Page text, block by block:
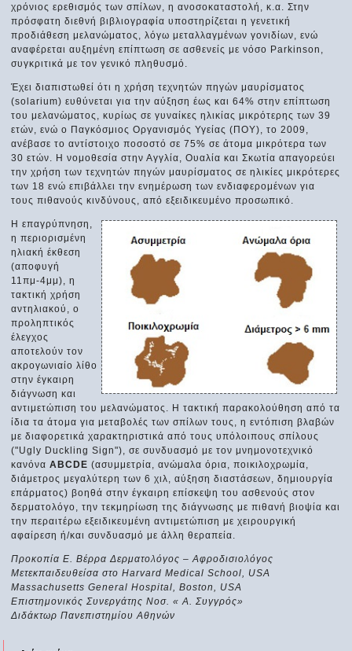
χρόνιος ερεθισμός των σπίλων, η ανοσοκαταστολή, κ.α. Στην
πρόσφατη διεθνή βιβλιογραφία υποστηρίζεται η γενετική
προδιάθεση μελανώματος, λόγω μεταλλαγμένων γονιδίων, ενώ
αναφέρεται αυξημένη επίπτωση σε ασθενείς με νόσο Parkinson,
συγκριτικά με τον γενικό πληθυσμό.
Έχει διαπιστωθεί ότι η χρήση τεχνητών πηγών μαυρίσματος
(solarium) ευθύνεται για την αύξηση έως και 64% στην επίπτωση
του μελανώματος, κυρίως σε γυναίκες ηλικίας μικρότερης των 39
ετών, ενώ ο Παγκόσμιος Οργανισμός Υγείας (ΠΟΥ), το 2009,
ανέβασε το αντίστοιχο ποσοστό σε 75% σε άτομα μικρότερα των
30 ετών. Η νομοθεσία στην Αγγλία, Ουαλία και Σκωτία απαγορεύει
την χρήση των τεχνητών πηγών μαυρίσματος σε ηλικίες μικρότερες
των 18 ενώ επιβάλλει την ενημέρωση των ενδιαφερομένων για
τους πιθανούς κινδύνους, από εξειδικευμένο προσωπικό.
Η επαγρύπνηση,
η περιορισμένη
ηλιακή έκθεση
(αποφυγή
11πμ-4μμ), η
τακτική χρήση
αντηλιακού, ο
προληπτικός
έλεγχος
αποτελούν τον
ακρογωνιαίο λίθο
στην έγκαιρη
διάγνωση και
αντιμετώπιση του μελανώματος. Η τακτική παρακολούθηση από τα
ίδια τα άτομα για μεταβολές των σπίλων τους, η εντόπιση βλαβών
με διαφορετικά χαρακτηριστικά από τους υπόλοιπους σπίλους
("Ugly Duckling Sign"), σε συνδυασμό με τον μνημονοτεχνικό
κανόναABCDE (ασυμμετρία, ανώμαλα όρια, ποικιλοχρωμία,
διάμετρος μεγαλύτερη των 6 χιλ, αύξηση διαστάσεων, δημιουργία
επάρματος) βοηθά στην έγκαιρη επίσκεψη του ασθενούς στον
δερματολόγο, την τεκμηρίωση της διάγνωσης με πιθανή βιοψία και
την περαιτέρω εξειδικευμένη αντιμετώπιση με χειρουργική
αφαίρεση ή/και συνδυασμό με άλλη θεραπεία.
Προκοπία Ε. Βέρρα Δερματολόγος – Αφροδισιολόγος
Μετεκπαιδευθείσα στο Harvard Medical School, USA
Massachusetts General Hospital, Boston, USA
Επιστημονικός Συνεργάτης Νοσ. « Α. Συγγρός»
Διδάκτωρ Πανεπιστημίου Αθηνών